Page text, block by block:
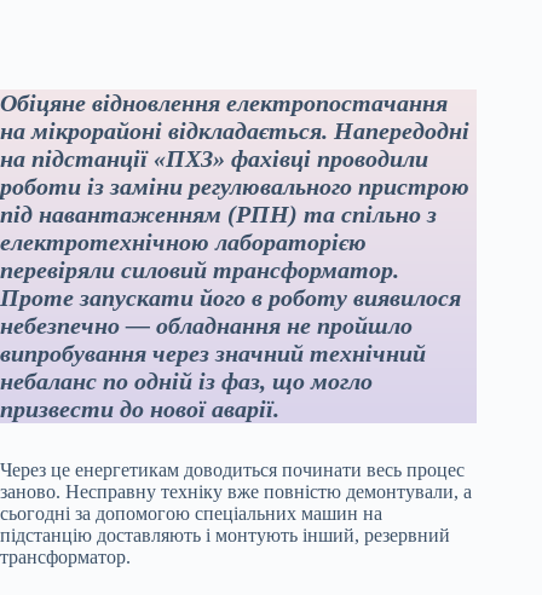
Обіцяне відновлення електропостачання
на мікрорайоні відкладається. Напередодні
на підстанції «ПХЗ» фахівці проводили
роботи із заміни регулювального пристрою
під навантаженням (РПН) та спільно з
електротехнічною лабораторією
перевіряли силовий трансформатор.
Проте запускати його в роботу виявилося
небезпечно — обладнання не пройшло
випробування через значний технічний
небаланс по одній із фаз, що могло
призвести до нової аварії.
Через це енергетикам доводиться починати весь процес
заново. Несправну техніку вже повністю демонтували, а
сьогодні за допомогою спеціальних машин на
підстанцію доставляють і монтують інший, резервний
трансформатор.